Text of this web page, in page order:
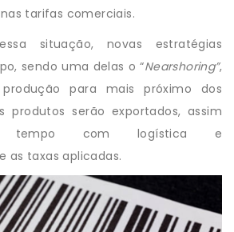
tarifas comerciais.
situação, novas estratégias
, sendo uma delas o “Nearshoring”,
para mais próximo dos
produtos serão exportados, assim
tempo com logística e
as taxas aplicadas.